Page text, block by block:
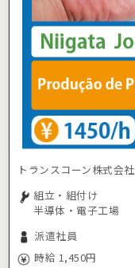
トランスコーン株式会社
組立・組付け
半導体・電子工場
派遣社員
時給 1,450円